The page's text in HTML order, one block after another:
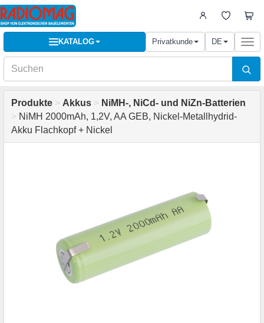
KATALOG Privatkunde DE
Produkte > Akkus > NiMH-, NiCd- und NiZn-Batterien
> NiMH 2000mAh, 1,2V, AA GEB, Nickel-Metallhydrid-
Akku Flachkopf + Nickel